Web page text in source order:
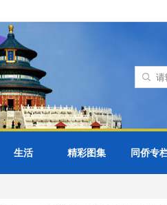
生活 精彩图集 同侨专